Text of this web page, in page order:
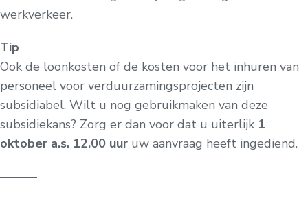
werkverkeer.
Tip
Ook de loonkosten of de kosten voor het inhuren van
personeel voor verduurzamingsprojecten zijn
subsidiabel. Wilt u nog gebruikmaken van deze
subsidiekans? Zorg er dan voor dat u uiterlijk 1
oktober a.s. 12.00 uur uw aanvraag heeft ingediend.
———